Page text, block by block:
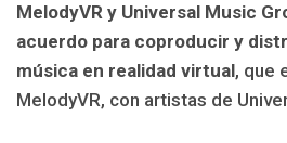
MelodyVR y Universal Music
acuerdo para coproducir y
música en realidad virtual, que
MelodyVR, con artistas de